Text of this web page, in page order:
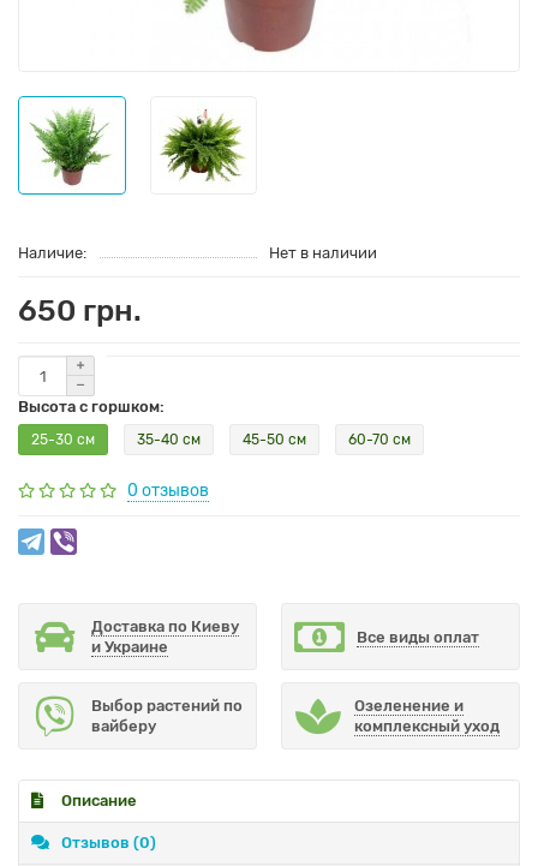
Наличие: Нет в наличии
650 грн.
Высота с горшком:
25-30 см 35-40 см 45-50 см 60-70 см
0 отзывов
Доставка по Киеву
и Украине
Все виды оплат
Выбор растений по
вайберу
Озеленение и
комплексный уход
Описание
Отзывов (0)